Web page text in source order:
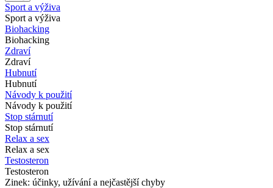
Sport a výživa
Sport a výživa
Biohacking
Biohacking
Zdraví
Zdraví
Hubnutí
Hubnutí
Návody k použití
Návody k použití
Stop stárnutí
Stop stárnutí
Relax a sex
Relax a sex
Testosteron
Testosteron
Zinek: účinky, užívání a nejčastější chyby